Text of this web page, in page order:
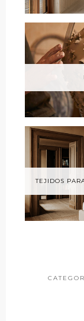
TEJIDOS